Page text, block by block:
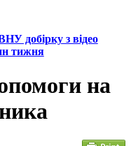
добірку з відео
тижня
на